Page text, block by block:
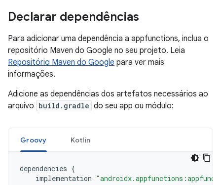
Declarar dependências
Para adicionar uma dependência a appfunctions, inclua o
repositório Maven do Google no seu projeto. Leia
Repositório Maven do Google para ver mais
informações.
Adicione as dependências dos artefatos necessários ao
arquivo build.gradle do seu app ou módulo:
Groovy Kotlin
dependencies {
implementation